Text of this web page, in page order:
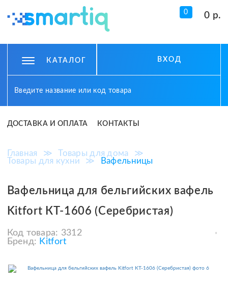
0 0 р.
КАТАЛОГ ВХОД
ДОСТАВКА И ОПЛАТА КОНТАКТЫ
Главная ≫ Товары для дома
≫
Товары для кухни
≫ Вафельницы
Вафельница для бельгийских вафель
Kitfort КТ-1606 (Серебристая)
Код товара: 3312
Бренд: Kitfort